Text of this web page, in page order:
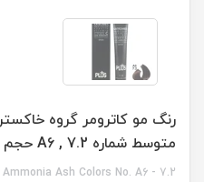
رنگ مو کاترومر گروه
متوسط شماره A6 , 7.2 حجم 100 میلی لیتر
Ash Colors No. A6 - 7.2